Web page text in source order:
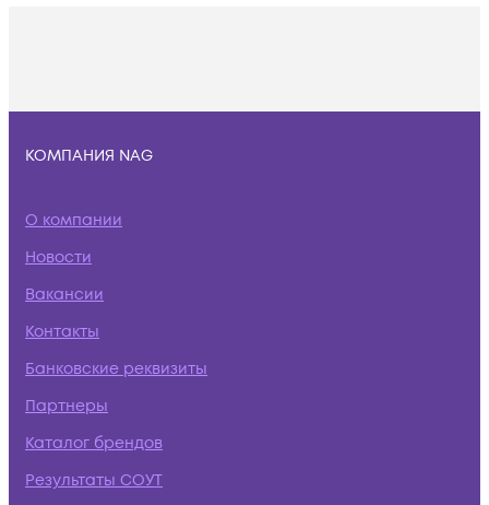
КОМПАНИЯ NAG
О компании
Новости
Вакансии
Контакты
Банковские реквизиты
Партнеры
Каталог брендов
Результаты СОУТ